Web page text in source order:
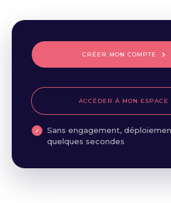
CRÉER MON COMPTE
ACCÉDER À MON ESPACE
Sans engagement,
quelques secondes